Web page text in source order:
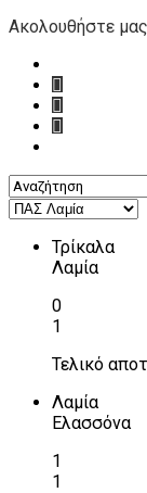
Ακολουθήστε
Τρίκαλα
Λαμία
0
1
Τελικό
Λαμία
Ελασσόνα
1
1